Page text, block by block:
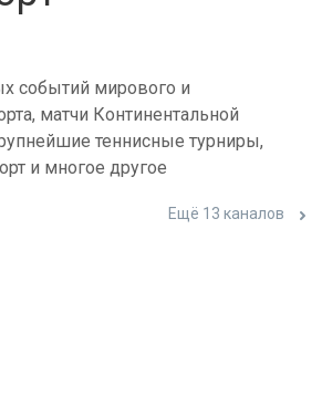
событий мирового и
матчи Континентальной
теннисные турниры,
и многое другое
Ещё 13 каналов